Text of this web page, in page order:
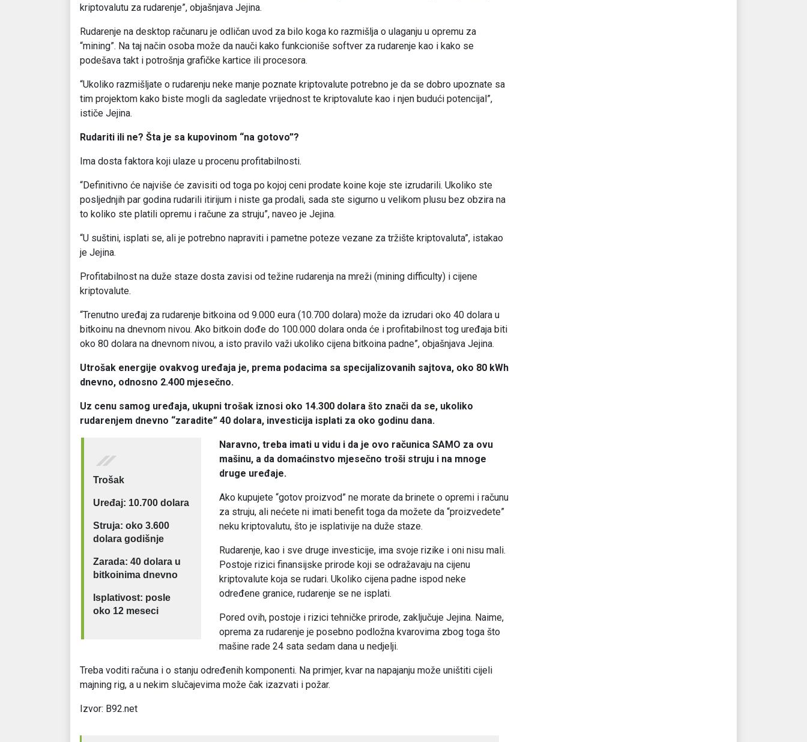
kriptovalutu za rudarenje”, objašnjava Jejina.
Rudarenje na desktop računaru je odličan uvod za bilo koga ko razmišlja o ulaganju u opremu za
“mining”. Na taj način osoba može da nauči kako funkcioniše softver za rudarenje kao i kako se
podešava takt i potrošnja grafičke kartice ili procesora.
“Ukoliko razmišljate o rudarenju neke manje poznate kriptovalute potrebno je da se dobro upoznate sa
tim projektom kako biste mogli da sagledate vrijednost te kriptovalute kao i njen budući potencijal”,
ističe Jejina.
Rudariti ili ne? Šta je sa kupovinom “na gotovo”?
Ima dosta faktora koji ulaze u procenu profitabilnosti.
“Definitivno će najviše će zavisiti od toga po kojoj ceni prodate koine koje ste izrudarili. Ukoliko ste
posljednjih par godina rudarili itirijum i niste ga prodali, sada ste sigurno u velikom plusu bez obzira na
to koliko ste platili opremu i račune za struju”, naveo je Jejina.
“U suštini, isplati se, ali je potrebno napraviti i pametne poteze vezane za tržište kriptovaluta”, istakao
je Jejina.
Profitabilnost na duže staze dosta zavisi od težine rudarenja na mreži (mining difficulty) i cijene
kriptovalute.
“Trenutno uređaj za rudarenje bitkoina od 9.000 eura (10.700 dolara) može da izrudari oko 40 dolara u
bitkoinu na dnevnom nivou. Ako bitkoin dođe do 100.000 dolara onda će i profitabilnost tog uređaja biti
oko 80 dolara na dnevnom nivou, a isto pravilo važi ukoliko cijena bitkoina padne”, objašnjava Jejina.
Utrošak energije ovakvog uređaja je, prema podacima sa specijalizovanih sajtova, oko 80 kWh
dnevno, odnosno 2.400 mjesečno.
Uz cenu samog uređaja, ukupni trošak iznosi oko 14.300 dolara što znači da se, ukoliko
rudarenjem dnevno “zaradite” 40 dolara, investicija isplati za oko godinu dana.
Trošak
Uređaj: 10.700 dolara
Struja: oko 3.600
dolara godišnje
Zarada: 40 dolara u
bitkoinima dnevno
Isplativost: posle
oko 12 meseci
Naravno, treba imati u vidu i da je ovo računica SAMO za ovu
mašinu, a da domaćinstvo mjesečno troši struju i na mnoge
druge uređaje.
Ako kupujete “gotov proizvod” ne morate da brinete o opremi i računu
za struju, ali nećete ni imati benefit toga da možete da “proizvedete”
neku kriptovalutu, što je isplativije na duže staze.
Rudarenje, kao i sve druge investicije, ima svoje rizike i oni nisu mali.
Postoje rizici finansijske prirode koji se odražavaju na cijenu
kriptovalute koja se rudari. Ukoliko cijena padne ispod neke
određene granice, rudarenje se ne isplati.
Pored ovih, postoje i rizici tehničke prirode, zaključuje Jejina. Naime,
oprema za rudarenje je posebno podložna kvarovima zbog toga što
mašine rade 24 sata sedam dana u nedjelji.
Treba voditi računa i o stanju određenih komponenti. Na primjer, kvar na napajanju može uništiti cijeli
majning rig, a u nekim slučajevima može čak izazvati i požar.
Izvor: B92.net